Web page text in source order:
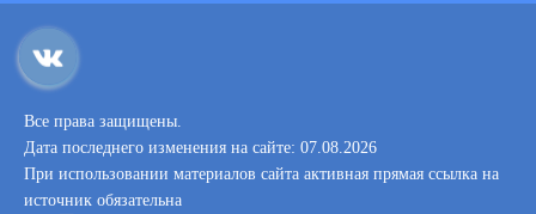
Все права защищены.
Дата последнего изменения на сайте: 07.08.2026
При использовании материалов сайта активная прямая ссылка на
источник обязательна